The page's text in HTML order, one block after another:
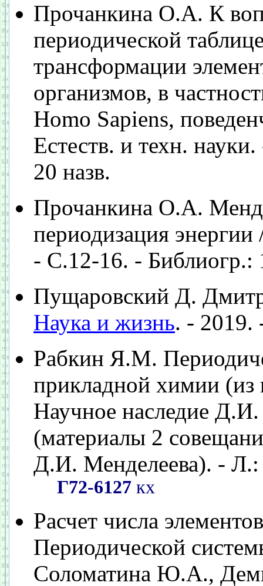
Прочанкина О.А. К
периодической
трансформации
организмов, в
Homo Sapiens,
Естеств. и техн.
20 назв.
Прочанкина О.А.
периодизация
- С.12-16. - Библиогр.:
Пущаровский Д.
Наука и жизнь. - 2019.
Рабкин Я.М.
прикладной химии
Научное наследие
(материалы 2
Д.И. Менделеева). -
Г72-6127 кх
Расчет числа
Периодической
Соломатина Ю.А.,